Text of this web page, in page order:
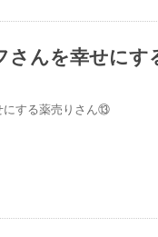
さんを幸せに
にする薬売りさん⑬